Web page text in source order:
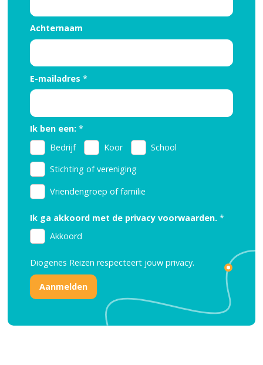
Achternaam
E-mailadres *
Ik ben een: *
Bedrijf
Koor
School
Stichting of vereniging
Vriendengroep of familie
Ik ga akkoord met de privacy voorwaarden. *
Akkoord
Diogenes Reizen respecteert jouw privacy.